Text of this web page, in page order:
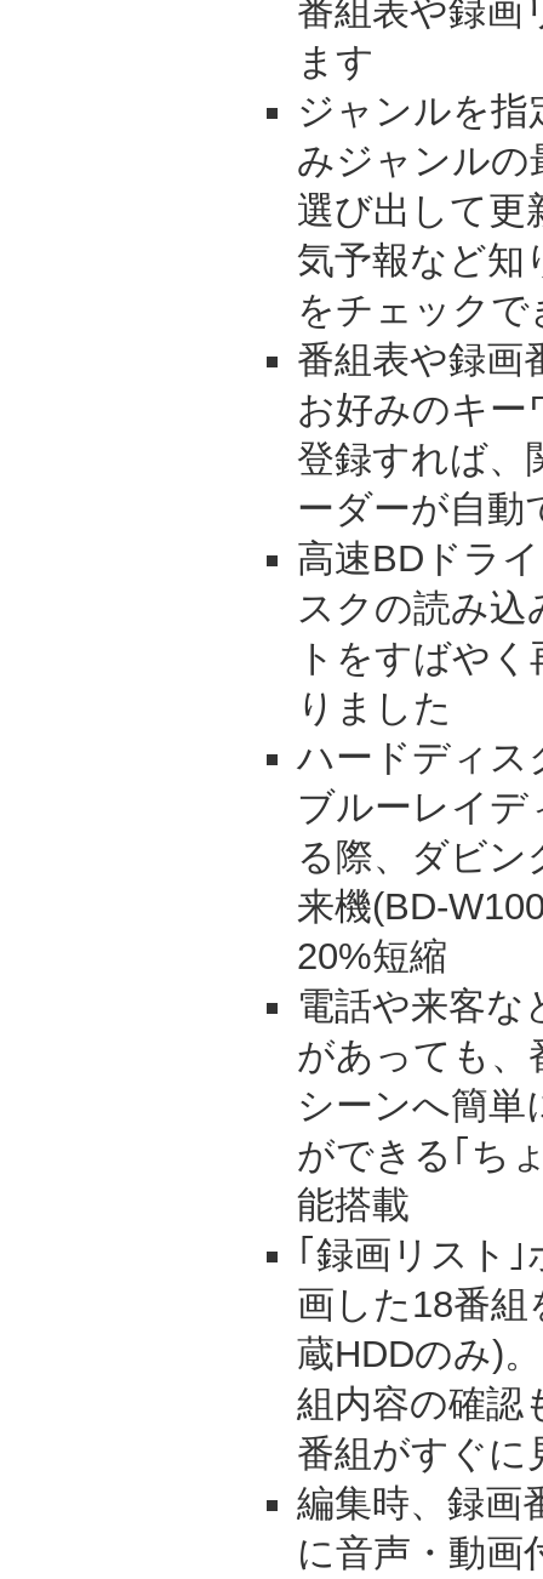
番組表や録画
ます
ジャンルを指
みジャンルの
選び出して更
気予報など知
をチェックで
番組表や録画
お好みのキー
登録すれば、
ーダーが自動
高速BDドラ
スクの読み込
トをすばや
りました
ハードディス
ブルーレイ
る際、ダビン
来機(BD-
20%短縮
電話や来客な
があっても、
シーンへ簡単
ができる｢ち
能搭載
｢録画リスト
画した18番組
蔵HDDのみ)
組内容の確認
番組がすぐに
編集時、録画
に音声・動画